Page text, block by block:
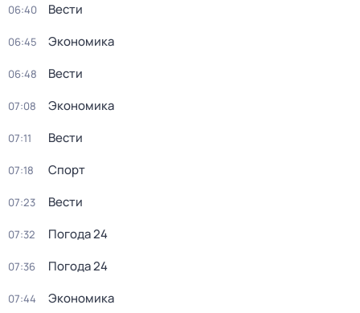
06:40 Вести
06:45 Экономика
06:48 Вести
07:08 Экономика
07:11 Вести
07:18 Спорт
07:23 Вести
07:32 Погода 24
07:36 Погода 24
07:44 Экономика